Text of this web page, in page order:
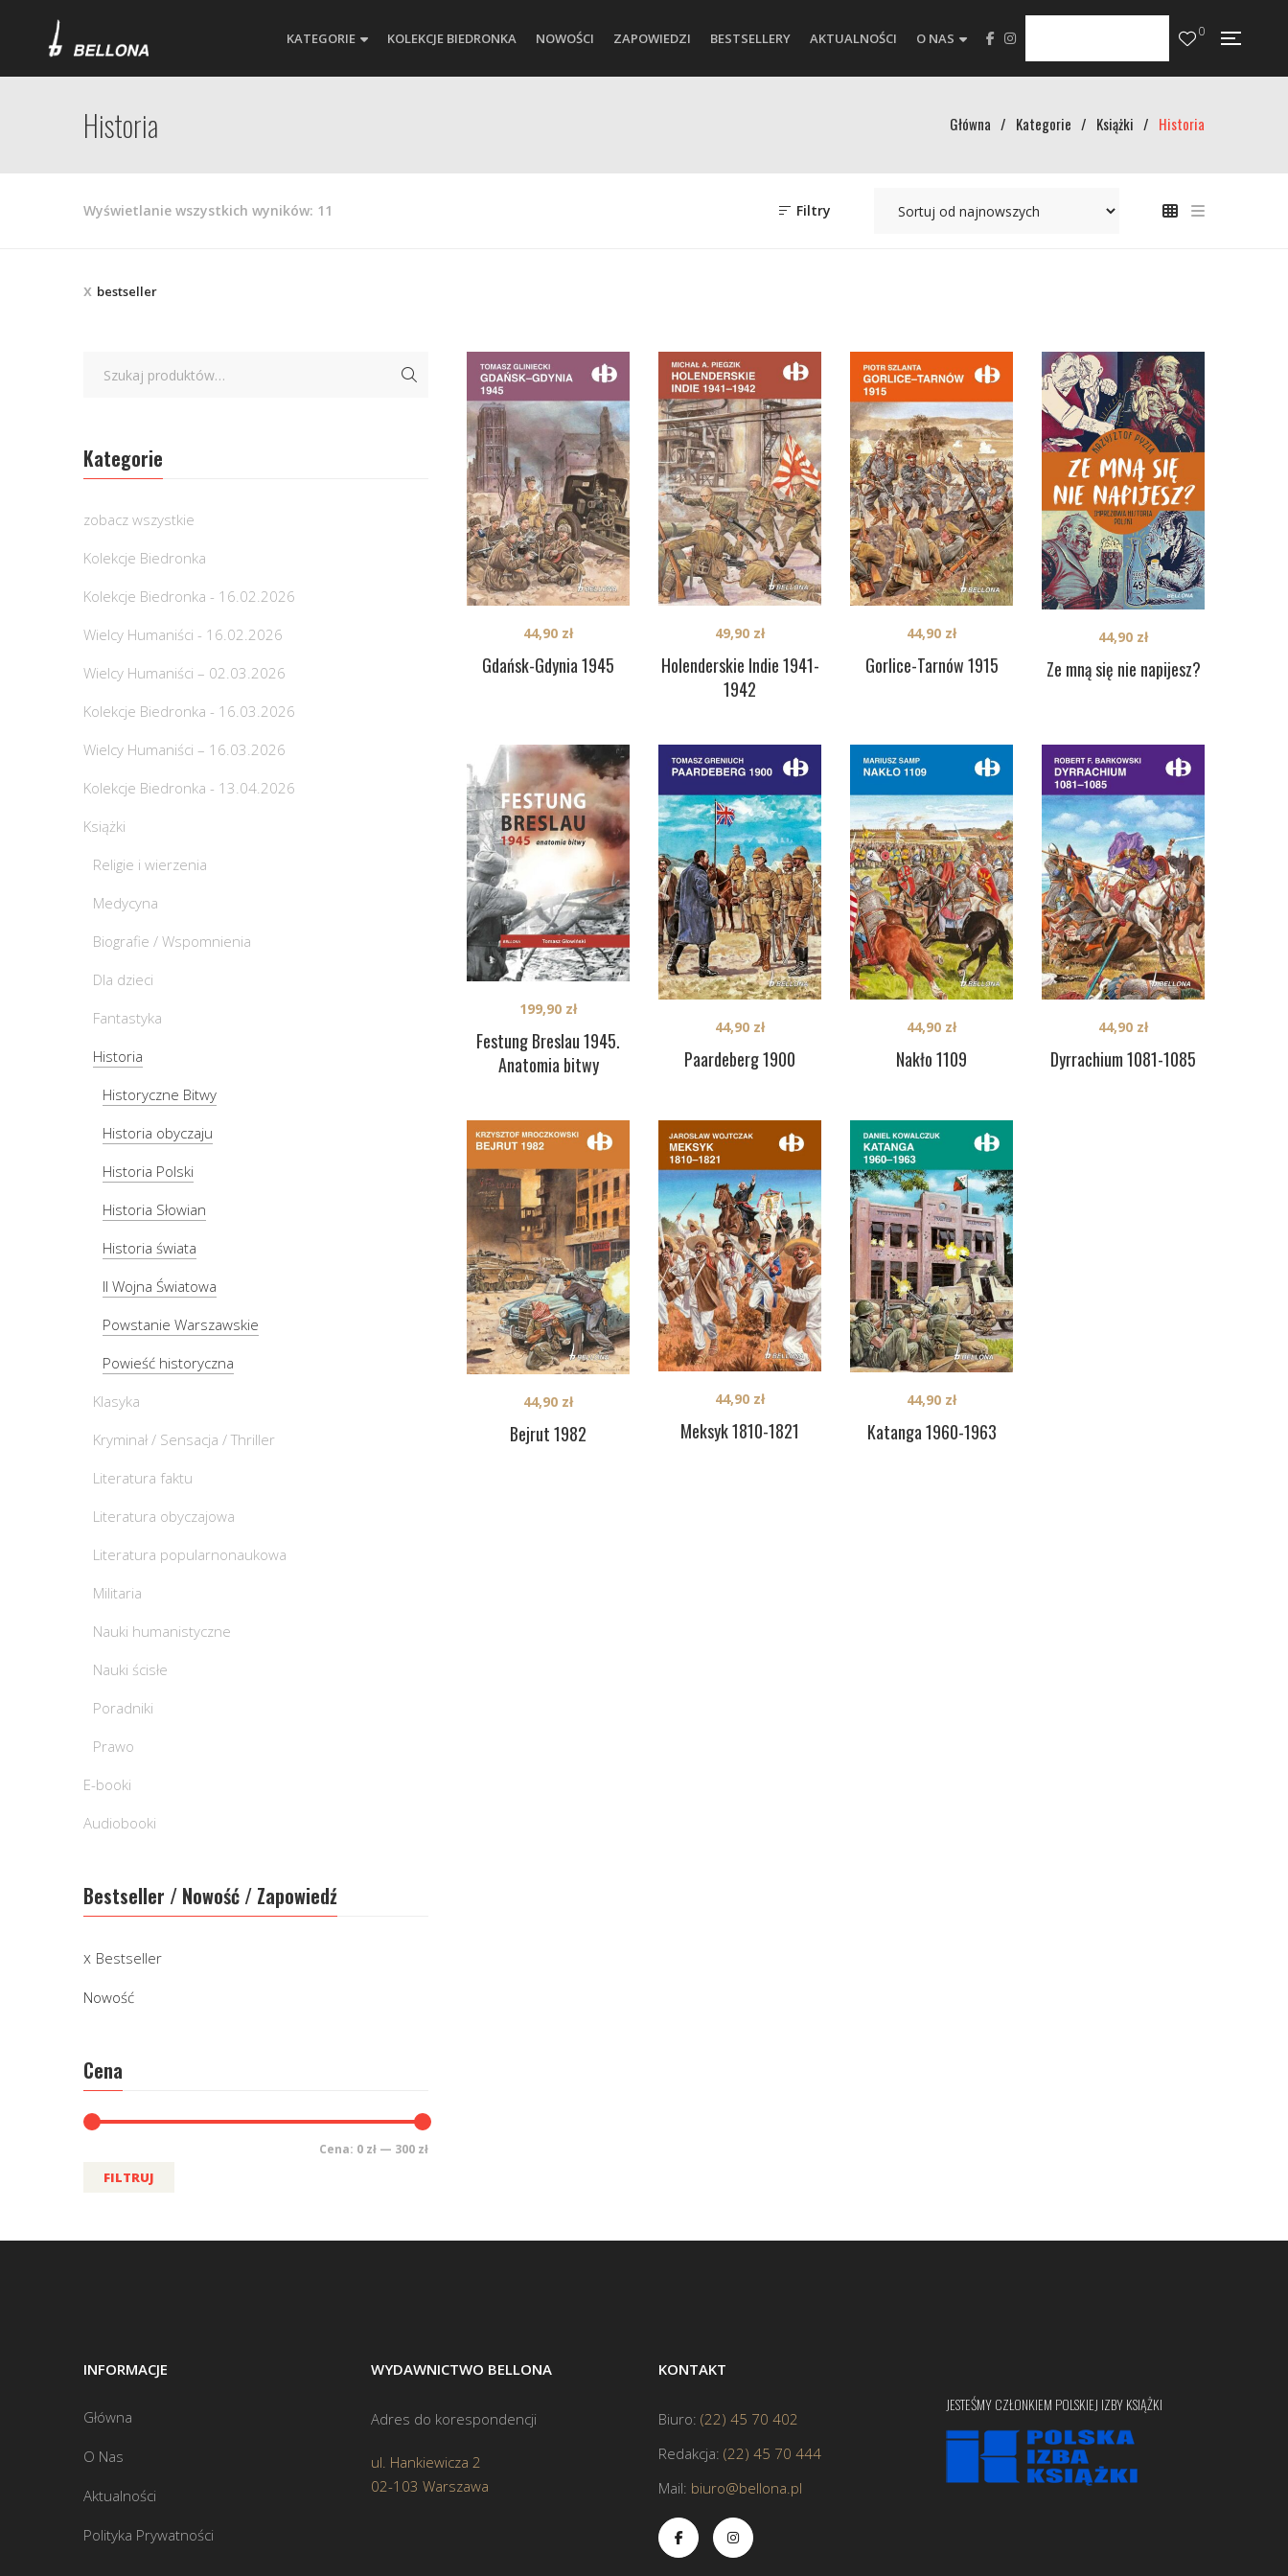
KATEGORIE KOLEKCJE BIEDRONKA NOWOŚCI ZAPOWIEDZI BESTSELLERY AKTUALNOŚCI O NAS 0
Historia Główna / Kategorie / Książki / Historia
Wyświetlanie wszystkich wyników: 11 Filtry
bestseller
Gdańsk-Gdynia 1945
44,90 zł
Holenderskie Indie 1941-
1942
49,90 zł
Gorlice-Tarnów 1915
44,90 zł
Ze mną się nie napijesz?
44,90 zł
Festung Breslau 1945.
Anatomia bitwy
199,90 zł
Paardeberg 1900
44,90 zł
Nakło 1109
44,90 zł
Dyrrachium 1081-1085
44,90 zł
Bejrut 1982
44,90 zł
Meksyk 1810-1821
44,90 zł
Katanga 1960-1963
44,90 zł
Kategorie
zobacz wszystkie
Kolekcje Biedronka
Kolekcje Biedronka - 16.02.2026
Wielcy Humaniści - 16.02.2026
Wielcy Humaniści – 02.03.2026
Kolekcje Biedronka - 16.03.2026
Wielcy Humaniści – 16.03.2026
Kolekcje Biedronka - 13.04.2026
Książki
Religie i wierzenia
Medycyna
Biografie / Wspomnienia
Dla dzieci
Fantastyka
Historia
Historyczne Bitwy
Historia obyczaju
Historia Polski
Historia Słowian
Historia świata
II Wojna Światowa
Powstanie Warszawskie
Powieść historyczna
Klasyka
Kryminał / Sensacja / Thriller
Literatura faktu
Literatura obyczajowa
Literatura popularnonaukowa
Militaria
Nauki humanistyczne
Nauki ścisłe
Poradniki
Prawo
E-booki
Audiobooki
Bestseller / Nowość / Zapowiedź
Bestseller
Nowość
Cena
FILTRUJ
Cena: 0 zł — 300 zł
INFORMACJE
Główna
O Nas
Aktualności
Polityka Prywatności
WYDAWNICTWO BELLONA
Adres do korespondencji
ul. Hankiewicza 2
02-103 Warszawa
KONTAKT
Biuro: (22) 45 70 402
Redakcja: (22) 45 70 444
Mail: biuro@bellona.pl
JESTEŚMY CZŁONKIEM POLSKIEJ IZBY KSIĄŻKI